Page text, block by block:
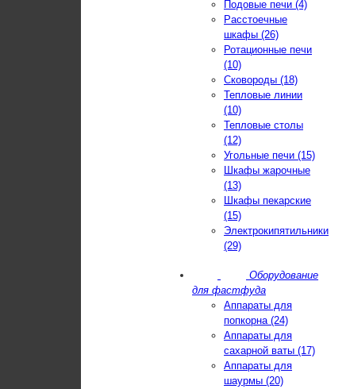
Подовые печи (4)
Расстоечные
шкафы (26)
Ротационные печи
(10)
Сковороды (18)
Тепловые линии
(10)
Тепловые столы
(12)
Угольные печи (15)
Шкафы жарочные
(13)
Шкафы пекарские
(15)
Электрокипятильники
(29)
Оборудование
для фастфуда
Аппараты для
попкорна (24)
Аппараты для
сахарной ваты (17)
Аппараты для
шаурмы (20)